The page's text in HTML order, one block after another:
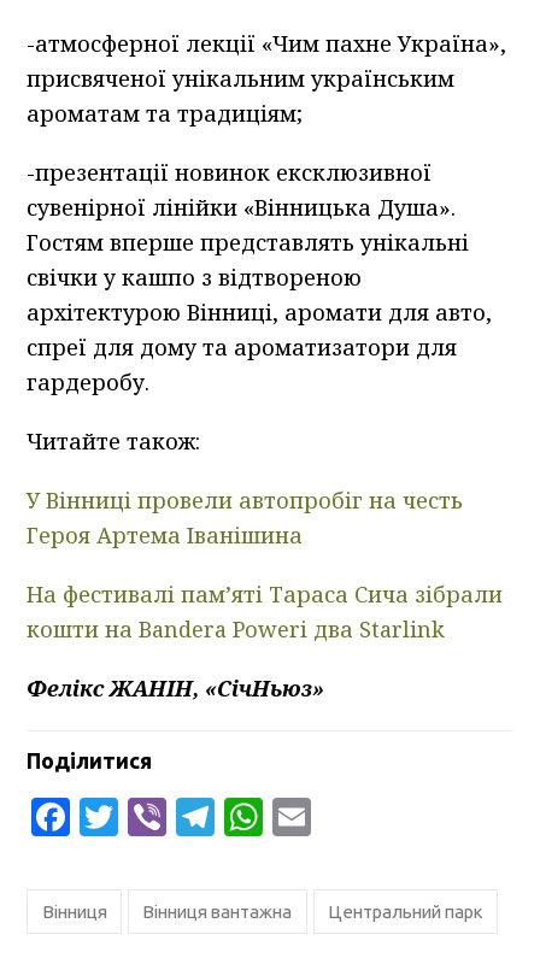
-атмосферної лекції «Чим пахне Україна»,
присвяченої унікальним українським
ароматам та традиціям;
-презентації новинок ексклюзивної
сувенірної лінійки «Вінницька Душа».
Гостям вперше представлять унікальні
свічки у кашпо з відтвореною
архітектурою Вінниці, аромати для авто,
спреї для дому та ароматизатори для
гардеробу.
Читайте також:
У Вінниці провели автопробіг на честь
Героя Артема Іванішина
На фестивалі пам’яті Тараса Сича зібрали
кошти на Bandera Powerі два Starlink
Фелікс ЖАНІН, «СічНьюз»
Поділитися
Facebook
Twitter
ViberTelegram
WhatsApp
Вінниця Вінниця вантажна Центральний парк